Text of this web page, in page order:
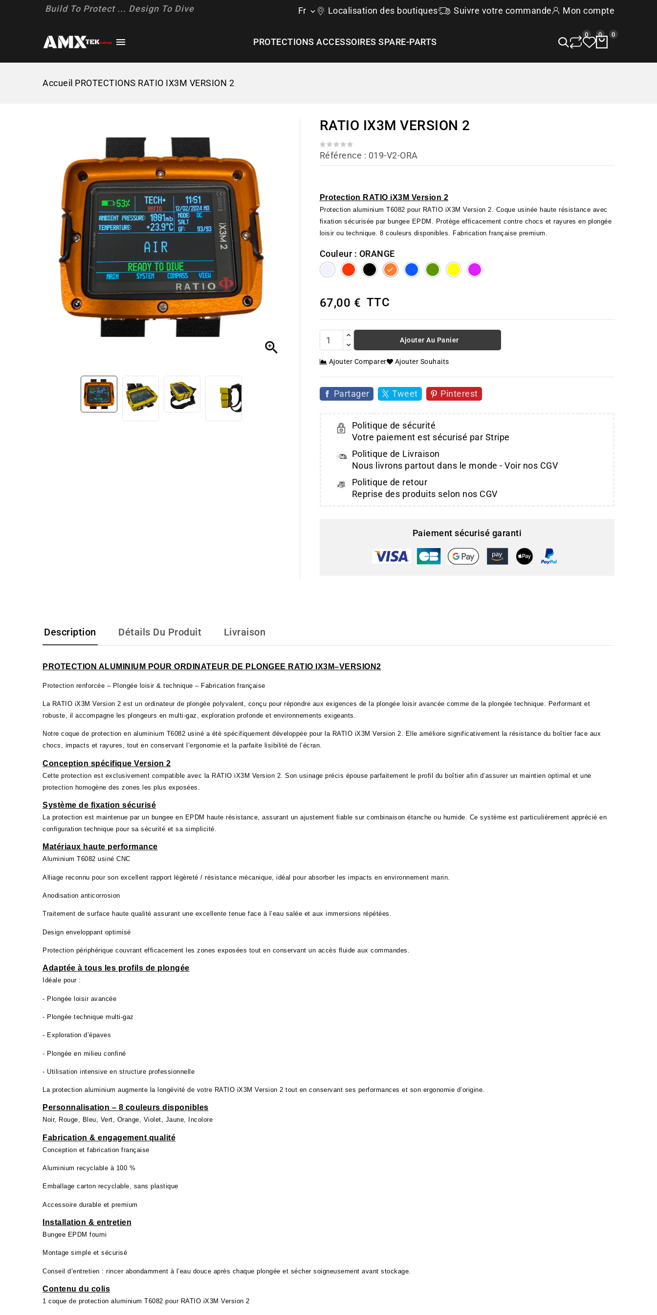
Build To Protect ... Design To Dive Fr  Localisation des boutiques Suivre votre commande Mon compte
 PROTECTIONS ACCESSOIRES SPARE-PARTS
0 0 0
Accueil PROTECTIONS RATIO IX3M VERSION 2

RATIO IX3M VERSION 2
Référence : 019-V2-ORA
Protection RATIO iX3M Version 2
Protection aluminium T6082 pour RATIO iX3M Version 2. Coque usinée haute résistance avec
fixation sécurisée par bungee EPDM. Protège efficacement contre chocs et rayures en plongée
loisir ou technique. 8 couleurs disponibles. Fabrication française premium.
Couleur : ORANGE
SILVERRED BLACKORANGE
BLUEGREENYELLOWPURPLE
67,00 € TTC
Ajouter Au Panier
Ajouter Comparer Ajouter Souhaits
Partager Tweet Pinterest
Politique de sécurité
Votre paiement est sécurisé par Stripe
Politique de Livraison
Nous livrons partout dans le monde - Voir nos CGV
Politique de retour
Reprise des produits selon nos CGV
Paiement sécurisé garanti
Description Détails Du Produit Livraison
PROTECTION ALUMINIUM POUR ORDINATEUR DE PLONGEE RATIO IX3M–VERSION2
Protection renforcée – Plongée loisir & technique – Fabrication française
La RATIO iX3M Version 2 est un ordinateur de plongée polyvalent, conçu pour répondre aux exigences de la plongée loisir avancée comme de la plongée technique. Performant et
robuste, il accompagne les plongeurs en multi-gaz, exploration profonde et environnements exigeants.
Notre coque de protection en aluminium T6082 usiné a été spécifiquement développée pour la RATIO iX3M Version 2. Elle améliore significativement la résistance du boîtier face aux
chocs, impacts et rayures, tout en conservant l’ergonomie et la parfaite lisibilité de l’écran.
Conception spécifique Version 2
Cette protection est exclusivement compatible avec la RATIO iX3M Version 2. Son usinage précis épouse parfaitement le profil du boîtier afin d’assurer un maintien optimal et une
protection homogène des zones les plus exposées.
Système de fixation sécurisé
La protection est maintenue par un bungee en EPDM haute résistance, assurant un ajustement fiable sur combinaison étanche ou humide. Ce système est particulièrement apprécié en
configuration technique pour sa sécurité et sa simplicité.
Matériaux haute performance
Aluminium T6082 usiné CNC
Alliage reconnu pour son excellent rapport légèreté / résistance mécanique, idéal pour absorber les impacts en environnement marin.
Anodisation anticorrosion
Traitement de surface haute qualité assurant une excellente tenue face à l’eau salée et aux immersions répétées.
Design enveloppant optimisé
Protection périphérique couvrant efficacement les zones exposées tout en conservant un accès fluide aux commandes.
Adaptée à tous les profils de plongée
Idéale pour :
- Plongée loisir avancée
- Plongée technique multi-gaz
- Exploration d’épaves
- Plongée en milieu confiné
- Utilisation intensive en structure professionnelle
La protection aluminium augmente la longévité de votre RATIO iX3M Version 2 tout en conservant ses performances et son ergonomie d’origine.
Personnalisation – 8 couleurs disponibles
Noir, Rouge, Bleu, Vert, Orange, Violet, Jaune, Incolore
Fabrication & engagement qualité
Conception et fabrication française
Aluminium recyclable à 100 %
Emballage carton recyclable, sans plastique
Accessoire durable et premium
Installation & entretien
Bungee EPDM fourni
Montage simple et sécurisé
Conseil d’entretien : rincer abondamment à l’eau douce après chaque plongée et sécher soigneusement avant stockage.
Contenu du colis
1 coque de protection aluminium T6082 pour RATIO iX3M Version 2